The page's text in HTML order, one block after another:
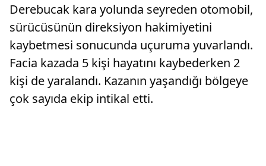
Derebucak kara yolunda seyreden otomobil,
sürücüsünün direksiyon hakimiyetini
kaybetmesi sonucunda uçuruma yuvarlandı.
Facia kazada 5 kişi hayatını kaybederken 2
kişi de yaralandı. Kazanın yaşandığı bölgeye
çok sayıda ekip intikal etti.